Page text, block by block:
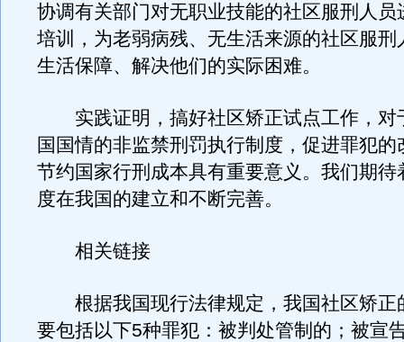
协调有关部门对无职业技能的社区服刑人员
培训，为老弱病残、无生活来源的社区服刑
生活保障、解决他们的实际困难。
实践证明，搞好社区矫正试点工作，对
国国情的非监禁刑罚执行制度，促进罪犯的
节约国家行刑成本具有重要意义。我们期待
度在我国的建立和不断完善。
相关链接
根据我国现行法律规定，我国社区矫正
要包括以下5种罪犯：被判处管制的；被宣